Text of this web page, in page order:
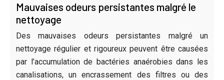
Mauvaises odeurs persistantes malgré le
nettoyage
Des mauvaises odeurs persistantes malgré un
nettoyage régulier et rigoureux peuvent être causées
par l’accumulation de bactéries anaérobies dans les
canalisations, un encrassement des filtres ou des